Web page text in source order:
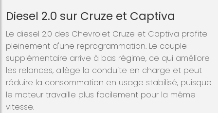
Diesel 2.0 sur Cruze et Captiva
Le diesel 2.0 des Chevrolet Cruze et Captiva profite
pleinement d'une reprogrammation. Le couple
supplémentaire arrive à bas régime, ce qui améliore
les relances, allège la conduite en charge et peut
réduire la consommation en usage stabilisé, puisque
le moteur travaille plus facilement pour la même
vitesse.